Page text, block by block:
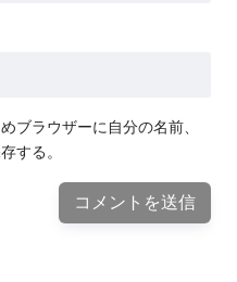
ブラウザーに自分の名前、
する。